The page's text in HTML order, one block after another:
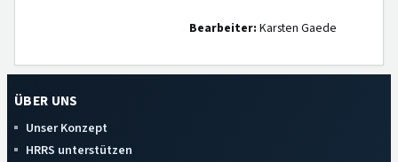
Bearbeiter: Karsten Gaede
ÜBER UNS
Unser Konzept
HRRS unterstützen